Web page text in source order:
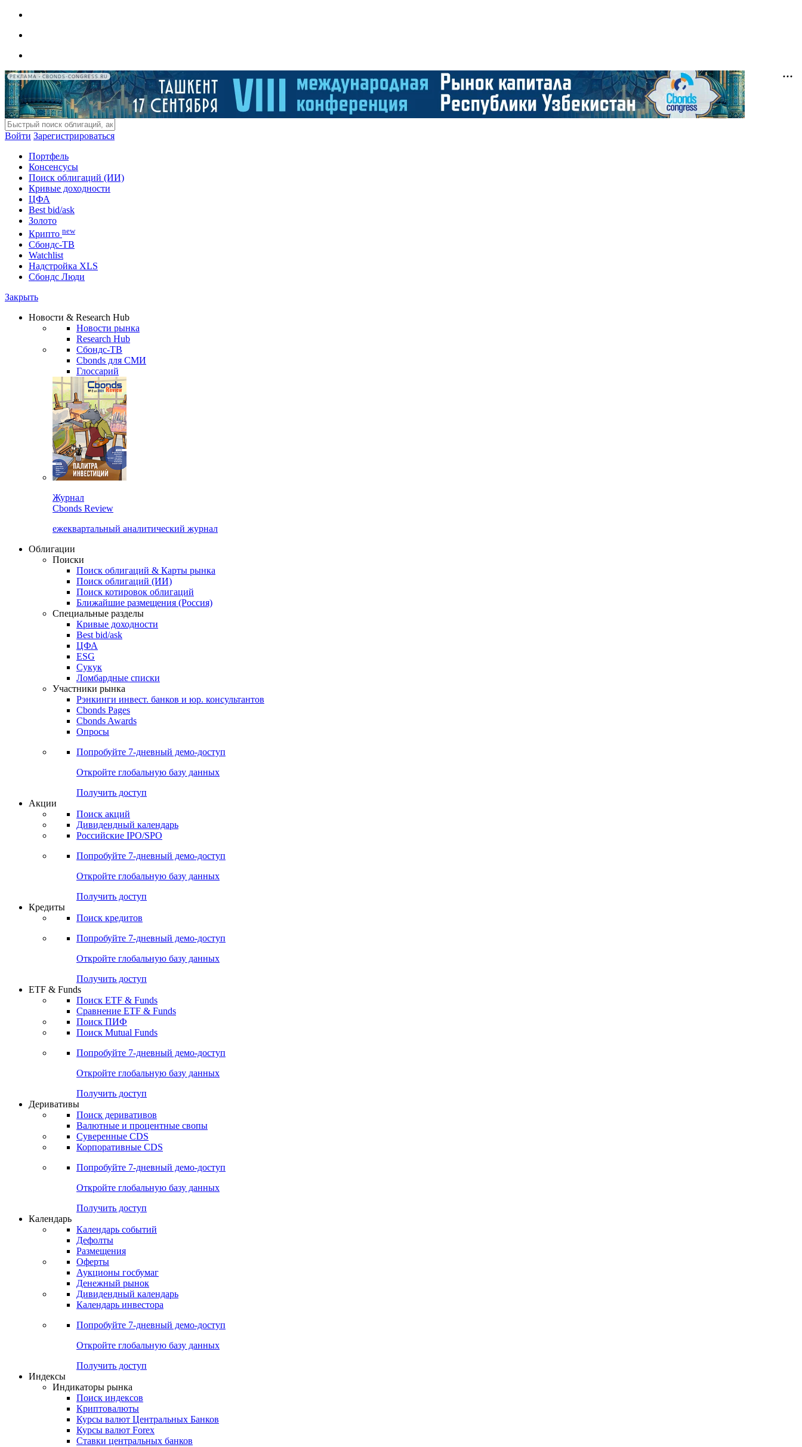
РЕКЛАМА • CBONDS-CONGRESS.RU
Войти Зарегистрироваться
Портфель
Консенсусы
Поиск облигаций (ИИ)
Кривые доходности
ЦФА
Best bid/ask
Золото
Крипто new
Сбондс-ТВ
Watchlist
Надстройка XLS
Сбондс Люди
Закрыть
Новости & Research Hub
Новости рынка
Research Hub
Сбондс-ТВ
Cbonds для СМИ
Глоссарий
Журнал
Cbonds Review
ежеквартальный аналитический журнал
Облигации
Поиски
Поиск облигаций & Карты рынка
Поиск облигаций (ИИ)
Поиск котировок облигаций
Ближайшие размещения (Россия)
Специальные разделы
Кривые доходности
Best bid/ask
ЦФА
ESG
Сукук
Ломбардные списки
Участники рынка
Рэнкинги инвест. банков и юр. консультантов
Cbonds Pages
Cbonds Awards
Опросы
Попробуйте 7-дневный демо-доступ
Откройте глобальную базу данных
Получить доступ
Акции
Поиск акций
Дивидендный календарь
Российские IPO/SPO
Попробуйте 7-дневный демо-доступ
Откройте глобальную базу данных
Получить доступ
Кредиты
Поиск кредитов
Попробуйте 7-дневный демо-доступ
Откройте глобальную базу данных
Получить доступ
ETF & Funds
Поиск ETF & Funds
Сравнение ETF & Funds
Поиск ПИФ
Поиск Mutual Funds
Попробуйте 7-дневный демо-доступ
Откройте глобальную базу данных
Получить доступ
Деривативы
Поиск деривативов
Валютные и процентные свопы
Суверенные CDS
Корпоративные CDS
Попробуйте 7-дневный демо-доступ
Откройте глобальную базу данных
Получить доступ
Календарь
Календарь событий
Дефолты
Размещения
Оферты
Аукционы госбумаг
Денежный рынок
Дивидендный календарь
Календарь инвестора
Попробуйте 7-дневный демо-доступ
Откройте глобальную базу данных
Получить доступ
Индексы
Индикаторы рынка
Поиск индексов
Криптовалюты
Курсы валют Центральных Банков
Курсы валют Forex
Ставки центральных банков